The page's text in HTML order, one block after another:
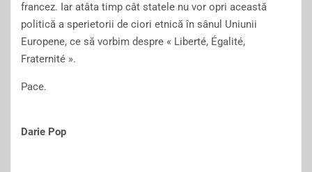
francez. Iar atâta timp cât statele nu vor opri această
politică a sperietorii de ciori etnică în sânul Uniunii
Europene, ce să vorbim despre « Liberté, Égalité,
Fraternité ».
Pace.
Darie Pop